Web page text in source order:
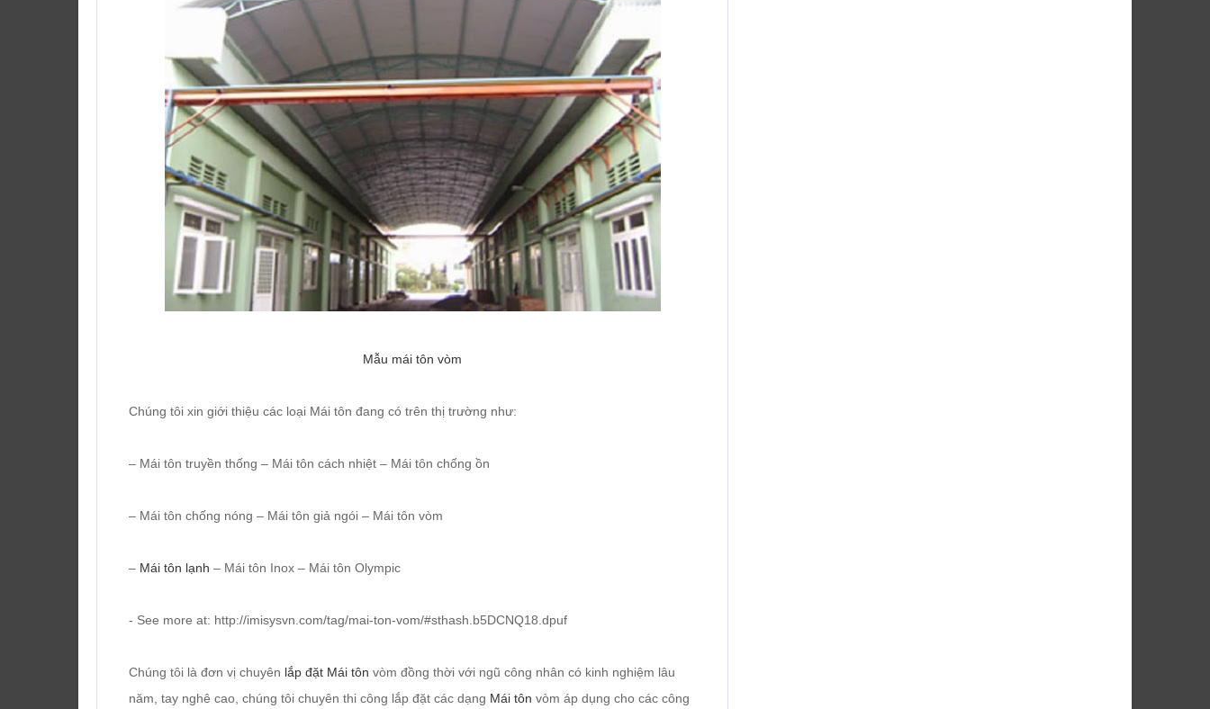
Mẫu mái tôn vòm
Chúng tôi xin giới thiệu các loại Mái tôn đang có trên thị trường như:
– Mái tôn truyền thống – Mái tôn cách nhiệt – Mái tôn chống ồn
– Mái tôn chống nóng – Mái tôn giả ngói – Mái tôn vòm
– Mái tôn lạnh – Mái tôn Inox – Mái tôn Olympic
- See more at: http://imisysvn.com/tag/mai-ton-vom/#sthash.b5DCNQ18.dpuf
Chúng tôi là đơn vị chuyên lắp đặt Mái tôn vòm đồng thời với ngũ công nhân có kinh nghiệm lâu
năm, tay nghê cao, chúng tôi chuyên thi công lắp đặt các dạng Mái tôn vòm áp dụng cho các công